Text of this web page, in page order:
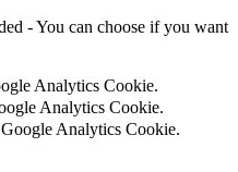
- You can choose if you want
Analytics Cookie.
Analytics Cookie.
Analytics Cookie.